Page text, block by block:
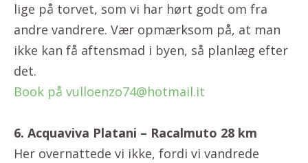
lige på torvet, som vi har hørt godt om fra
andre vandrere. Vær opmærksom på, at man
ikke kan få aftensmad i byen, så planlæg efter
det.
Book på vulloenzo74@hotmail.it
6. Acquaviva Platani – Racalmuto 28 km
Her overnattede vi ikke, fordi vi vandrede